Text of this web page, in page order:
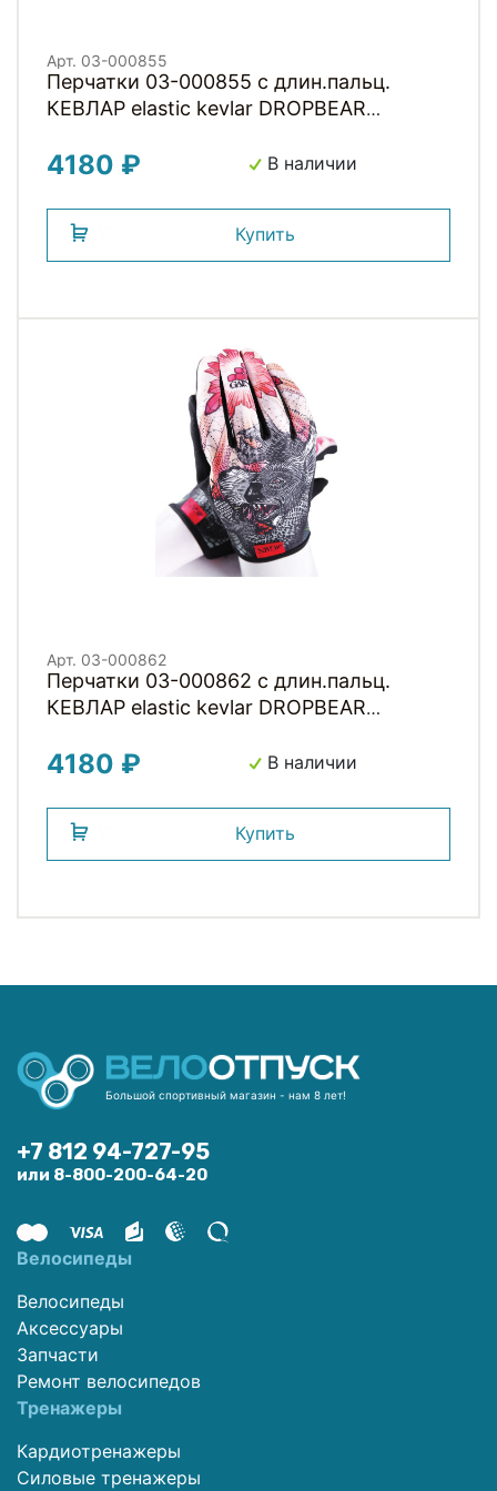
Арт. 03-000855
Перчатки 03-000855 с длин.пальц.
КЕВЛАР elastic kevlar DROPBEAR
экстримальнх видов р-р.M оригинал.
4180 ₽ В наличии
Купить
Арт. 03-000862
Перчатки 03-000862 с длин.пальц.
КЕВЛАР elastic kevlar DROPBEAR
экстримальнх видов р-р.L оригинал.
4180 ₽ В наличии
Купить
Большой спортивный магазин - нам 8 лет!
+7 812 94-727-95
или 8-800-200-64-20
Велосипеды
Велосипеды
Аксессуары
Запчасти
Ремонт велосипедов
Тренажеры
Кардиотренажеры
Силовые тренажеры